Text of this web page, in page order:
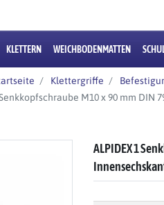
KLETTERN WEICHBODENMATTEN
Klettergriffe
M10 x 90 mm DIN
ALPIDEX 1